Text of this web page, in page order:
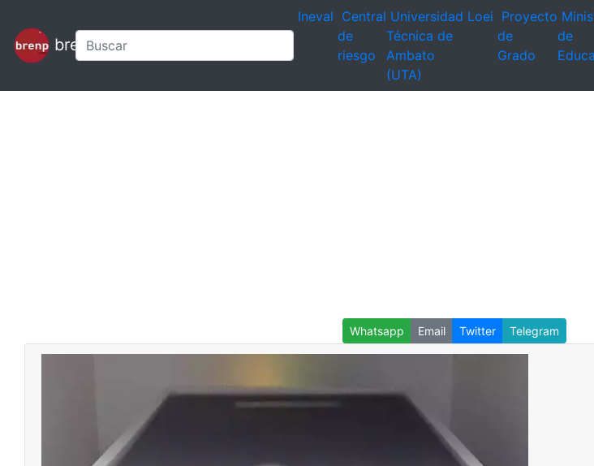
brenp
Ineval Central
de
riesgo
Universidad
Técnica de
Ambato
(UTA)
Loei Proyecto
de
Grado
de
Whatsapp Email Twitter Telegram